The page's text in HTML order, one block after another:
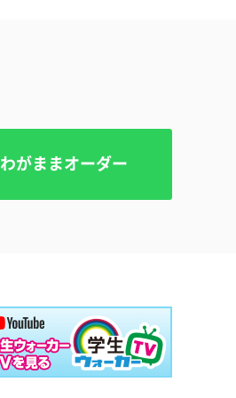
わがままオーダー